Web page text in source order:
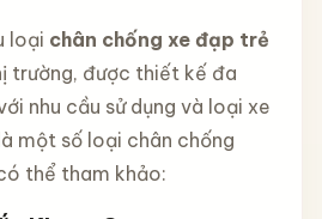
loại chân chống xe đạp trẻ
trường, được thiết kế đa
nhu cầu sử dụng và loại xe
một số loại chân chống
thể tham khảo: